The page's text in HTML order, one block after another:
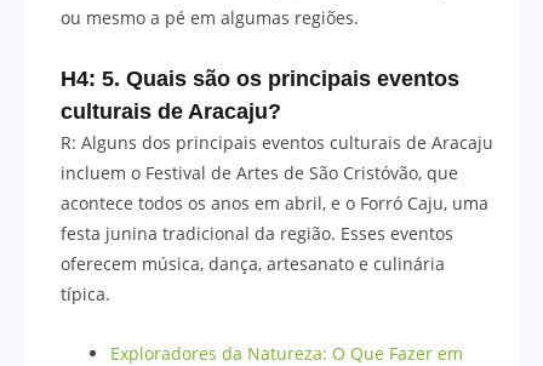
ou mesmo a pé em algumas regiões.
H4: 5. Quais são os principais eventos
culturais de Aracaju?
R: Alguns dos principais eventos culturais de Aracaju
incluem o Festival de Artes de São Cristóvão, que
acontece todos os anos em abril, e o Forró Caju, uma
festa junina tradicional da região. Esses eventos
oferecem música, dança, artesanato e culinária
típica.
Exploradores da Natureza: O Que Fazer em